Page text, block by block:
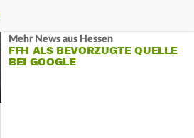
Mehr News aus Hessen
FFH ALS BEVORZUGTE QUELLE
BEI GOOGLE